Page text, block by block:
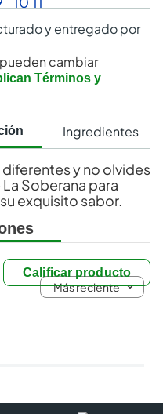
y entregado por
cambiar
Términos y
Ingredientes
y no olvides
Soberana para
exquisito sabor.
Calificar producto
Más reciente